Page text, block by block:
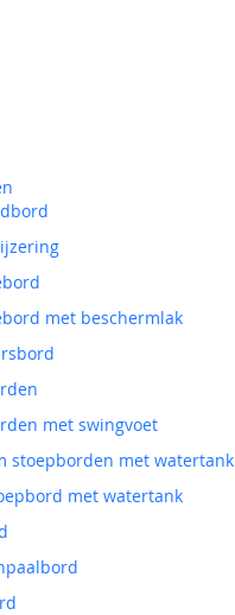
met beschermlak
met swingvoet
stoepborden met watertank
met watertank